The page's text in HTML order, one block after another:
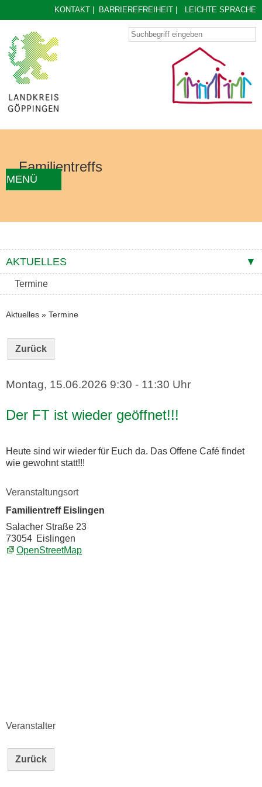
KONTAKT BARRIEREFREIHEIT LEICHTE SPRACHE
MENÜ
KONZEPT KONTAKTE
Familientreffs
AKTUELLES
Termine
Aktuelles » Termine
Zurück
Montag, 15.06.2026 9:30 - 11:30 Uhr
Der FT ist wieder geöffnet!!!
Heute sind wir wieder für Euch da. Das Offene Café findet
wie gewohnt statt!!!
Veranstaltungsort
Familientreff Eislingen
Salacher Straße 23
73054 Eislingen
OpenStreetMap
Veranstalter
Zurück